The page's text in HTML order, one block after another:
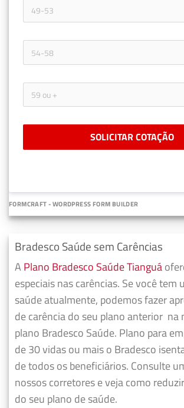
SOLICITAR COTAÇÃO
FORMCRAFT - WORDPRESS FORM BUILDER
Bradesco Saúde sem Carências
A Plano Bradesco Saúde Tianguá
especiais nas carências. Se você tem
saúde atualmente, podemos fazer
de carência do seu plano anterior na
plano Bradesco Saúde. Plano para
de 30 vidas ou mais o Bradesco
de todos os beneficiários. Consulte
nossos corretores e veja como
do seu plano de saúde.